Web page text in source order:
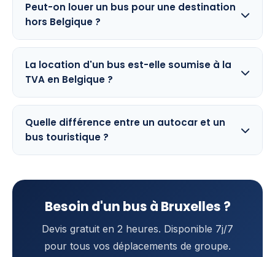
Peut-on louer un bus pour une destination
hors Belgique ?
La location d'un bus est-elle soumise à la
TVA en Belgique ?
Quelle différence entre un autocar et un
bus touristique ?
Besoin d'un bus à Bruxelles ?
Devis gratuit en 2 heures. Disponible 7j/7
pour tous vos déplacements de groupe.